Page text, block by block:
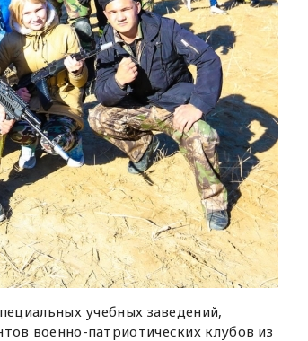
учебных заведений,
военно-патриотических клубов из